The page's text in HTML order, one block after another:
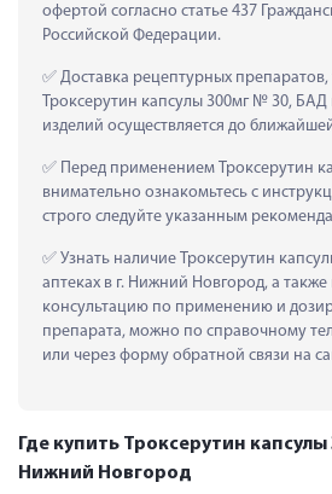
офертой согласно статье 437
Российской Федерации.
Доставка рецептурных препаратов,
Троксерутин капсулы 300мг № 30,
изделий осуществляется до
Перед применением Троксерутин
внимательно ознакомьтесь с
строго следуйте указанным
Узнать наличие Троксерутин
аптеках в г. Нижний Новгород, а также
консультацию по применению и
препарата, можно по справочному
или через форму обратной связи на
Где купить Троксерутин
Нижний Новгород